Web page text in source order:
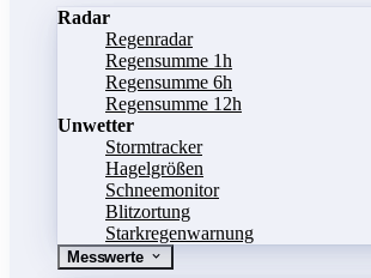
Radar
Regenradar
Regensumme 1h
Regensumme 6h
Regensumme 12h
Unwetter
Stormtracker
Hagelgrößen
Schneemonitor
Blitzortung
Starkregenwarnung
Messwerte